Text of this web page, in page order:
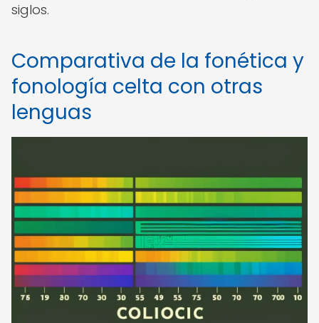
siglos.
Comparativa de la fonética y
fonología celta con otras
lenguas